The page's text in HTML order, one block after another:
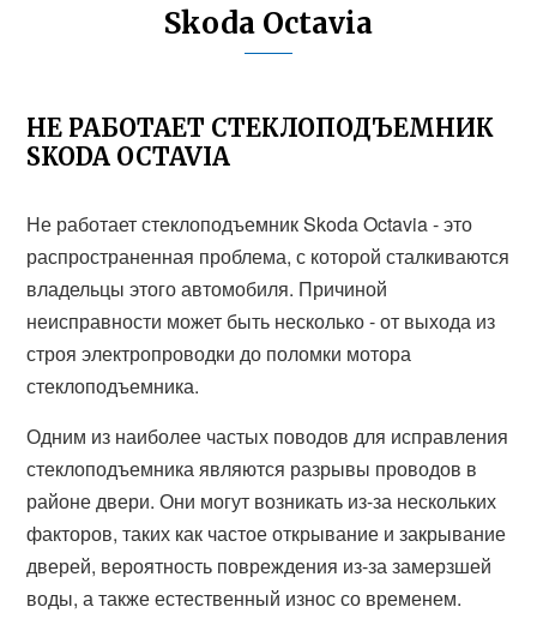
Skoda Octavia
НЕ РАБОТАЕТ СТЕКЛОПОДЪЕМНИК
SKODA OCTAVIA
Не работает стеклоподъемник Skoda Octavia - это
распространенная проблема, с которой сталкиваются
владельцы этого автомобиля. Причиной
неисправности может быть несколько - от выхода из
строя электропроводки до поломки мотора
стеклоподъемника.
Одним из наиболее частых поводов для исправления
стеклоподъемника являются разрывы проводов в
районе двери. Они могут возникать из-за нескольких
факторов, таких как частое открывание и закрывание
дверей, вероятность повреждения из-за замерзшей
воды, а также естественный износ со временем.